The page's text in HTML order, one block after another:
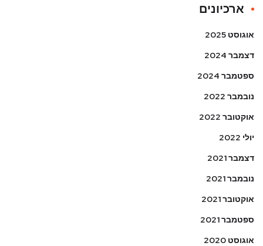
ארכיונים
אוגוסט 2025
דצמבר 2024
ספטמבר 2024
נובמבר 2022
אוקטובר 2022
יולי 2022
דצמבר 2021
נובמבר 2021
אוקטובר 2021
ספטמבר 2021
אוגוסט 2020